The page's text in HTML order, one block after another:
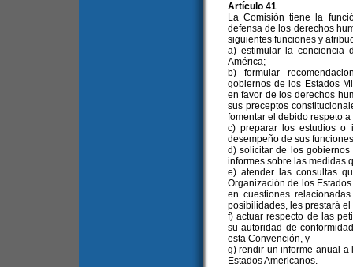
Artículo 41
La Comisión tiene la
defensa de los derechos
siguientes funciones y
a) estimular la conciencia
América;
b) formular
gobiernos de los Estados
en favor de los derechos
sus preceptos
fomentar el debido respeto
c) preparar los estudios o
desempeño de sus
d) solicitar de los
informes sobre las medidas
e) atender las consultas
Organización de los
en cuestiones
posibilidades, les prestará
f) actuar respecto de las
su autoridad de
esta Convención, y
g) rendir un informe anual a
Estados Americanos.